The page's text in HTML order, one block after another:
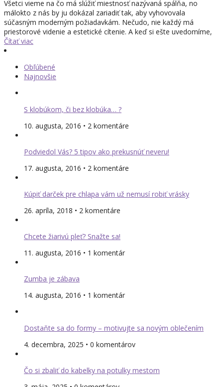
Všetci vieme na čo má slúžiť miestnosť nazývaná spálňa, no
málokto z nás by ju dokázal zariadiť tak, aby vyhovovala
súčasným moderným požiadavkám. Nečudo, nie každý má
priestorové videnie a estetické cítenie. A keď si ešte uvedomíme,
Čítať viac
Obľúbené
Najnovšie
S klobúkom, či bez klobúka… ?
10. augusta, 2016 • 2 komentáre
Podviedol Vás? 5 tipov ako prekusnúť neveru!
17. augusta, 2016 • 2 komentáre
Kúpiť darček pre chlapa vám už nemusí robiť vrásky
26. apríla, 2018 • 2 komentáre
Chcete žiarivú pleť? Snažte sa!
11. augusta, 2016 • 1 komentár
Zumba je zábava
14. augusta, 2016 • 1 komentár
Dostaňte sa do formy – motivujte sa novým oblečením
4. decembra, 2025 • 0 komentárov
Čo si zbaliť do kabelky na potulky mestom